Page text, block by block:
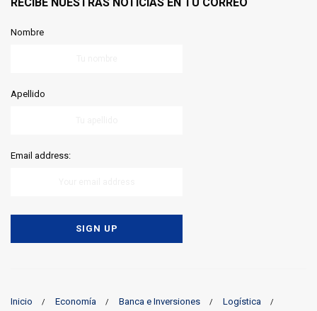
Nombre
Apellido
Email address:
Inicio Economía Banca e Inversiones
Logística